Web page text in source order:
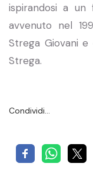
ispirandosi a
avvenuto nel
Strega Giovani
Strega.
Condividi…